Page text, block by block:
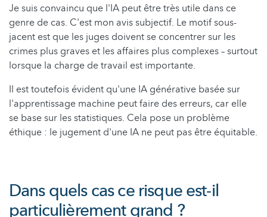
Je suis convaincu que l'IA peut être très utile dans ce
genre de cas. C'est mon avis subjectif. Le motif sous-
jacent est que les juges doivent se concentrer sur les
crimes plus graves et les affaires plus complexes – surtout
lorsque la charge de travail est importante.
Il est toutefois évident qu'une IA générative basée sur
l'apprentissage machine peut faire des erreurs, car elle
se base sur les statistiques. Cela pose un problème
éthique : le jugement d'une IA ne peut pas être équitable.
Dans quels cas ce risque est-il
particulièrement grand ?